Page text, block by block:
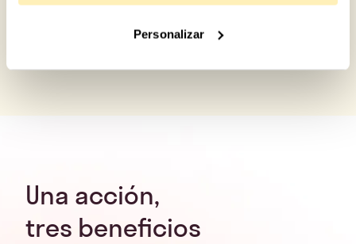
Personalizar
Una acción,
tres beneficios